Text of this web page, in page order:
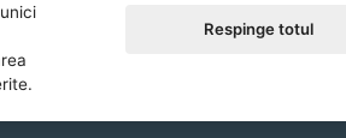
Respinge totul